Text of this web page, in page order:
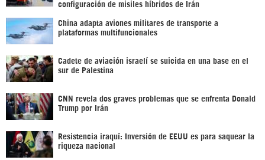
configuración de misiles híbridos de Irán
China adapta aviones militares de transporte a
plataformas multifuncionales
Cadete de aviación israelí se suicida en una base en el
sur de Palestina
CNN revela dos graves problemas que se enfrenta Donald
Trump por Irán
Resistencia iraquí: Inversión de EEUU es para saquear la
riqueza nacional